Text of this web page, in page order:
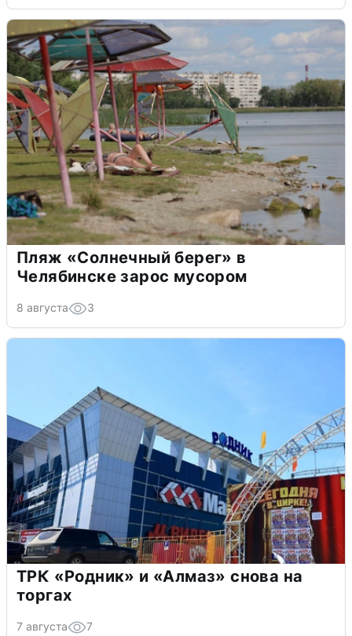
Пляж «Солнечный берег» в
Челябинске зарос мусором
8 августа 3
ТРК «Родник» и «Алмаз» снова на
торгах
7 августа 7